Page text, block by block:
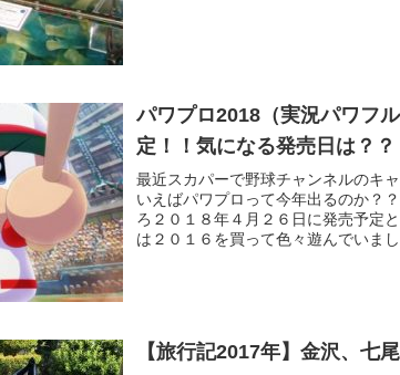
パワプロ2018（実況パワフ
定！！気になる発売日は？？
最近スカパーで野球チャンネルのキ
いえばパワプロって今年出るのか？
ろ２０１８年４月２６日に発売予定
は２０１６を買って色々遊んでいま
【旅行記2017年】金沢、七